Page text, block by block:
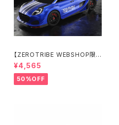
【ZEROTRIBE WEBSHOP限
定価格】BDRX-190P10R P1
0R クリアーボディ 1/10 ラリー
190mm ライトウェイト
¥4,565
50%OFF